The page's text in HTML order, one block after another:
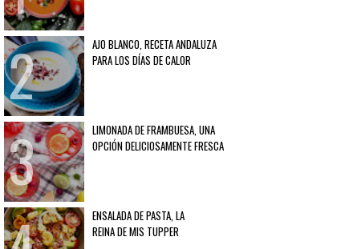
AJO BLANCO, RECETA ANDALUZA
PARA LOS DÍAS DE CALOR
LIMONADA DE FRAMBUESA, UNA
OPCIÓN DELICIOSAMENTE FRESCA
ENSALADA DE PASTA, LA
REINA DE MIS TUPPER